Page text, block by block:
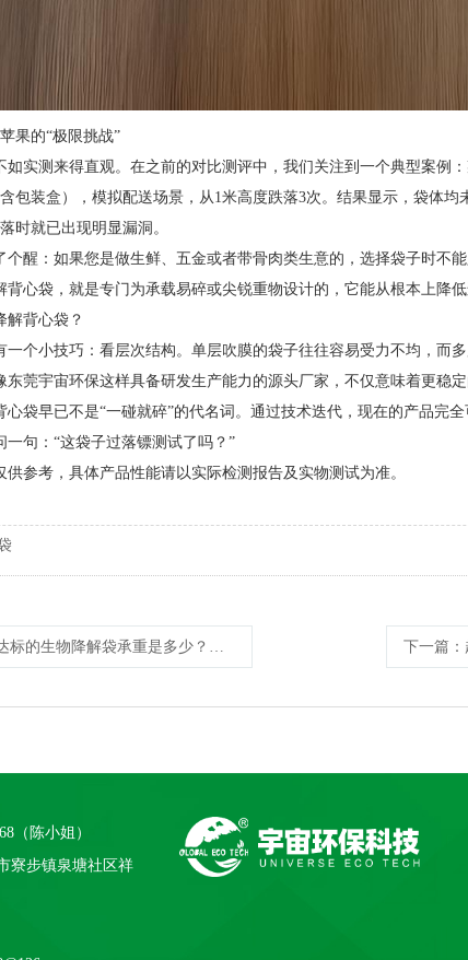
果的“极限挑战”
如实测来得直观。在之前的对比测评中，我们关注到一个典型案例
包装盒），模拟配送场景，从1米高度跌落3次。结果显示，袋体
时就已出现明显漏洞。
个醒：如果您是做生鲜、五金或者带骨肉类生意的，选择袋子时不
心袋，就是专门为承载易碎或尖锐重物设计的，它能从根本上降低
解背心袋？
一个小技巧：看层次结构。单层吹膜的袋子往往容易受力不均，而
东莞宇宙环保这样具备研发生产能力的源头厂家，不仅意味着更稳
袋早已不是“一碰就碎”的代名词。通过技术迭代，现在的产品完
一句：“这袋子过落镖测试了吗？”
参考，具体产品性能请以实际检测报告及实物测试为准。
物降解袋承重是多少？实测8公斤背后的技术逻辑 下一篇
（陈小姐）
寮步镇泉塘社区祥